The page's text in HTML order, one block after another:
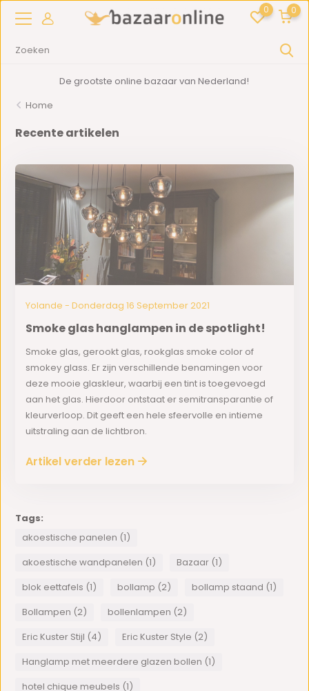
0 0
De grootste online bazaar van Nederland!
Home
Recente artikelen
Yolande - Donderdag 16 September 2021
Smoke glas hanglampen in de spotlight!
Smoke glas, gerookt glas, rookglas smoke color of
smokey glass. Er zijn verschillende benamingen voor
deze mooie glaskleur, waarbij een tint is toegevoegd
aan het glas. Hierdoor ontstaat er semitransparantie of
kleurverloop. Dit geeft een hele sfeervolle en intieme
uitstraling aan de lichtbron.
Artikel verder lezen
Tags:
akoestische panelen (1)
akoestische wandpanelen (1)
Bazaar (1)
blok eettafels (1)
bollamp (2)
bollamp staand (1)
Bollampen (2)
bollenlampen (2)
Eric Kuster Stijl (4)
Eric Kuster Style (2)
Hanglamp met meerdere glazen bollen (1)
hotel chique meubels (1)